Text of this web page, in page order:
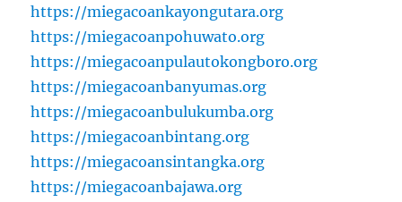
https://miegacoankayongutara.org
https://miegacoanpohuwato.org
https://miegacoanpulautokongboro.org
https://miegacoanbanyumas.org
https://miegacoanbulukumba.org
https://miegacoanbintang.org
https://miegacoansintangka.org
https://miegacoanbajawa.org